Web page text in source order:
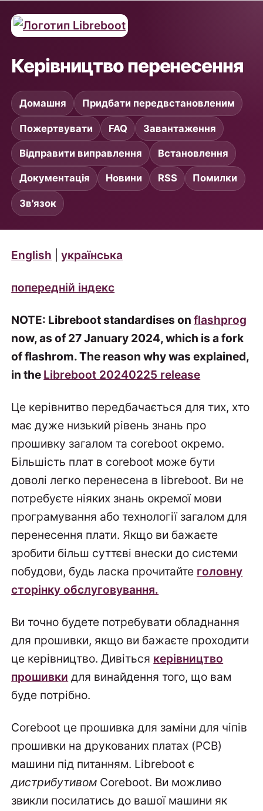
Керівництво перенесення
Домашня Придбати передвстановленим
Пожертвувати FAQ Завантаження
Відправити виправлення Встановлення
Документація Новини RSS Помилки
Зв'язок
English |українська
попередній індекс
NOTE: Libreboot standardises onflashprog
now, as of 27 January 2024, which is a fork
of flashrom. The reason why was explained,
in the Libreboot 20240225 release
Це керівнитво передбачається для тих, хто
має дуже низький рівень знань про
прошивку загалом та coreboot окремо.
Більшість плат в coreboot може бути
доволі легко перенесена в libreboot. Ви не
потребуєте ніяких знань окремої мови
програмування або технології загалом для
перенесення плати. Якщо ви бажаєте
зробити більш суттєві внески до системи
побудови, будь ласка прочитайте головну
сторінку обслуговування.
Ви точно будете потребувати обладнання
для прошивки, якщо ви бажаєте проходити
це керівництво. Дивіться керівництво
прошивки для винайдення того, що вам
буде потрібно.
Coreboot це прошивка для заміни для чіпів
прошивки на друкованих платах (PCB)
машини під питанням. Libreboot є
дистрибутивом Coreboot. Ви можливо
звикли посилатись до вашої машини як